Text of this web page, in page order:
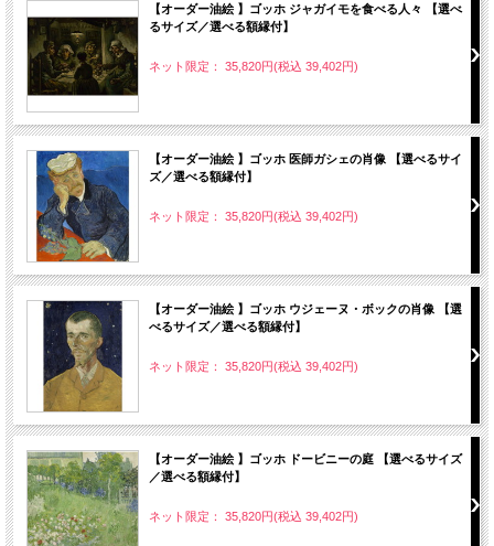
【オーダー油絵 】ゴッホ ジャガイモを食べる人々 【選べ
るサイズ／選べる額縁付】
ネット限定： 35,820円(税込 39,402円)
【オーダー油絵 】ゴッホ 医師ガシェの肖像 【選べるサイ
ズ／選べる額縁付】
ネット限定： 35,820円(税込 39,402円)
【オーダー油絵 】ゴッホ ウジェーヌ・ボックの肖像 【選
べるサイズ／選べる額縁付】
ネット限定： 35,820円(税込 39,402円)
【オーダー油絵 】ゴッホ ドービニーの庭 【選べるサイズ
／選べる額縁付】
ネット限定： 35,820円(税込 39,402円)